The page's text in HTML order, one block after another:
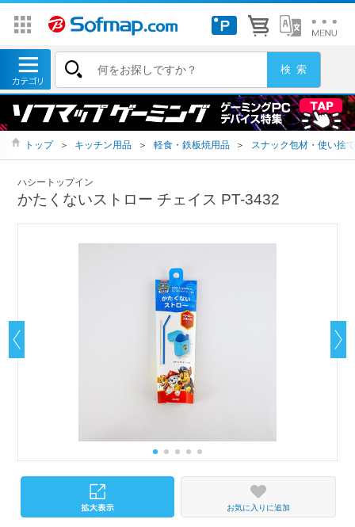
トップ ＞ キッチン用品 ＞ 軽食・鉄板焼用品 ＞ スナック包材・使い捨
ハシートップイン
かたくないストロー チェイス PT-3432
お気に入りに追加